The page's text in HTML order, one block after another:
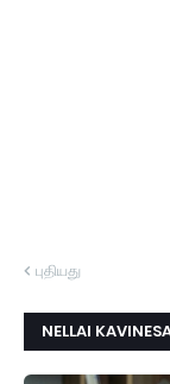
புதியது
NELLAI